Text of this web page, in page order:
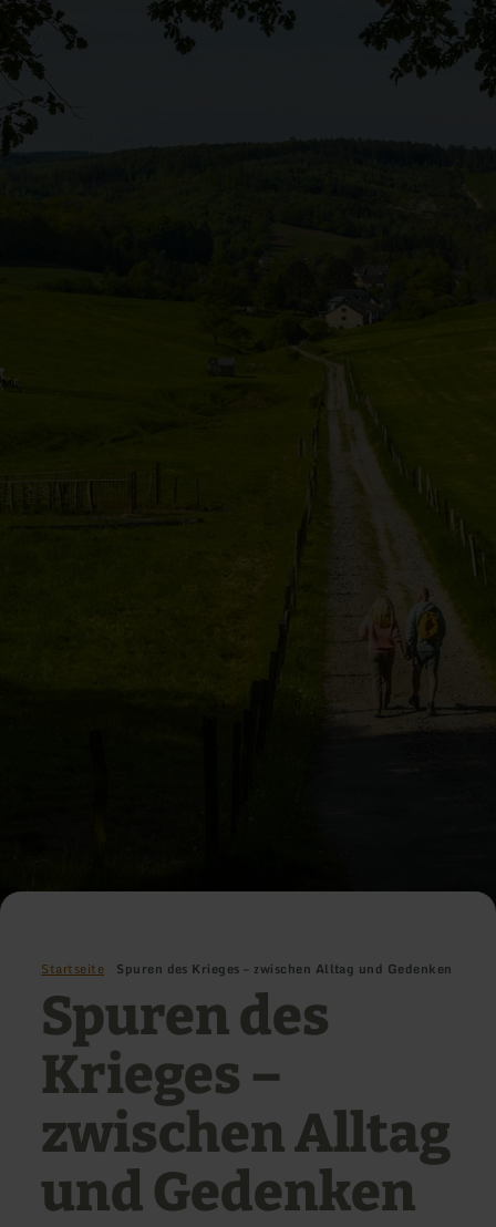
Startseite Spuren des Krieges – zwischen Alltag und Gedenken
Spuren des
Krieges –
zwischen Alltag
und Gedenken